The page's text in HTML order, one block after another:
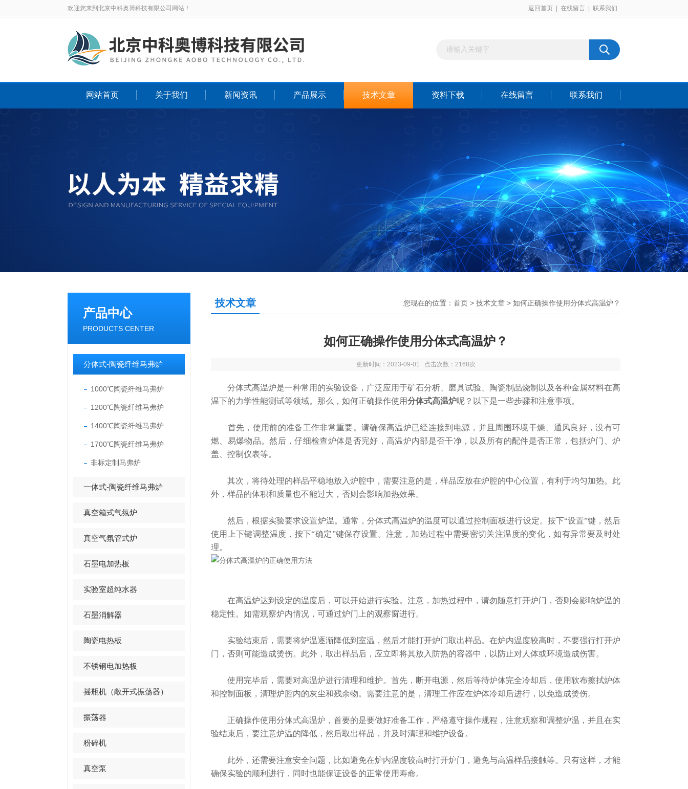
欢迎您来到北京中科奥博科技有限公司网站！ 返回首页 在线留言 联系我们
网站首页 关于我们 新闻资讯 产品展示 技术文章 资料下载 在线留言 联系我们
产品中心
PRODUCTS CENTER
分体式-陶瓷纤维马弗炉
1000℃陶瓷纤维马弗炉
1200℃陶瓷纤维马弗炉
1400℃陶瓷纤维马弗炉
1700℃陶瓷纤维马弗炉
非标定制马弗炉
一体式-陶瓷纤维马弗炉
真空箱式气氛炉
真空气氛管式炉
石墨电加热板
实验室超纯水器
石墨消解器
陶瓷电热板
不锈钢电加热板
摇瓶机（敞开式振荡器）
振荡器
粉碎机
真空泵
技术文章 您现在的位置： 首页 > 技术文章 > 如何正确操作使用分体式高温炉？
如何正确操作使用分体式高温炉？
更新时间：2023-09-01 点击次数：2168次
分体式高温炉是一种常用的实验设备，广泛应用于矿石分析、磨具试验、陶瓷制品烧制以及各种金属材料在高
温下的力学性能测试等领域。那么，如何正确操作使用分体式高温炉呢？以下是一些步骤和注意事项。
首先，使用前的准备工作非常重要。请确保高温炉已经连接到电源，并且周围环境干燥、通风良好，没有可
燃、易爆物品。然后，仔细检查炉体是否完好，高温炉内部是否干净，以及所有的配件是否正常，包括炉门、炉
盖、控制仪表等。
其次，将待处理的样品平稳地放入炉腔中，需要注意的是，样品应放在炉腔的中心位置，有利于均匀加热。此
外，样品的体积和质量也不能过大，否则会影响加热效果。
然后，根据实验要求设置炉温。通常，分体式高温炉的温度可以通过控制面板进行设定。按下“设置”键，然后
使用上下键调整温度，按下“确定”键保存设置。注意，加热过程中需要密切关注温度的变化，如有异常要及时处
理。
在高温炉达到设定的温度后，可以开始进行实验。注意，加热过程中，请勿随意打开炉门，否则会影响炉温的
稳定性。如需观察炉内情况，可通过炉门上的观察窗进行。
实验结束后，需要将炉温逐渐降低到室温，然后才能打开炉门取出样品。在炉内温度较高时，不要强行打开炉
门，否则可能造成烫伤。此外，取出样品后，应立即将其放入防热的容器中，以防止对人体或环境造成伤害。
使用完毕后，需要对高温炉进行清理和维护。首先，断开电源，然后等待炉体完全冷却后，使用软布擦拭炉体
和控制面板，清理炉腔内的灰尘和残余物。需要注意的是，清理工作应在炉体冷却后进行，以免造成烫伤。
正确操作使用分体式高温炉，首要的是要做好准备工作，严格遵守操作规程，注意观察和调整炉温，并且在实
验结束后，要注意炉温的降低，然后取出样品，并及时清理和维护设备。
此外，还需要注意安全问题，比如避免在炉内温度较高时打开炉门，避免与高温样品接触等。只有这样，才能
确保实验的顺利进行，同时也能保证设备的正常使用寿命。